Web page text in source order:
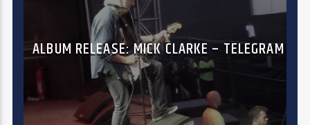
ALBUM RELEASE: MICK CLARKE – TELEGRAM